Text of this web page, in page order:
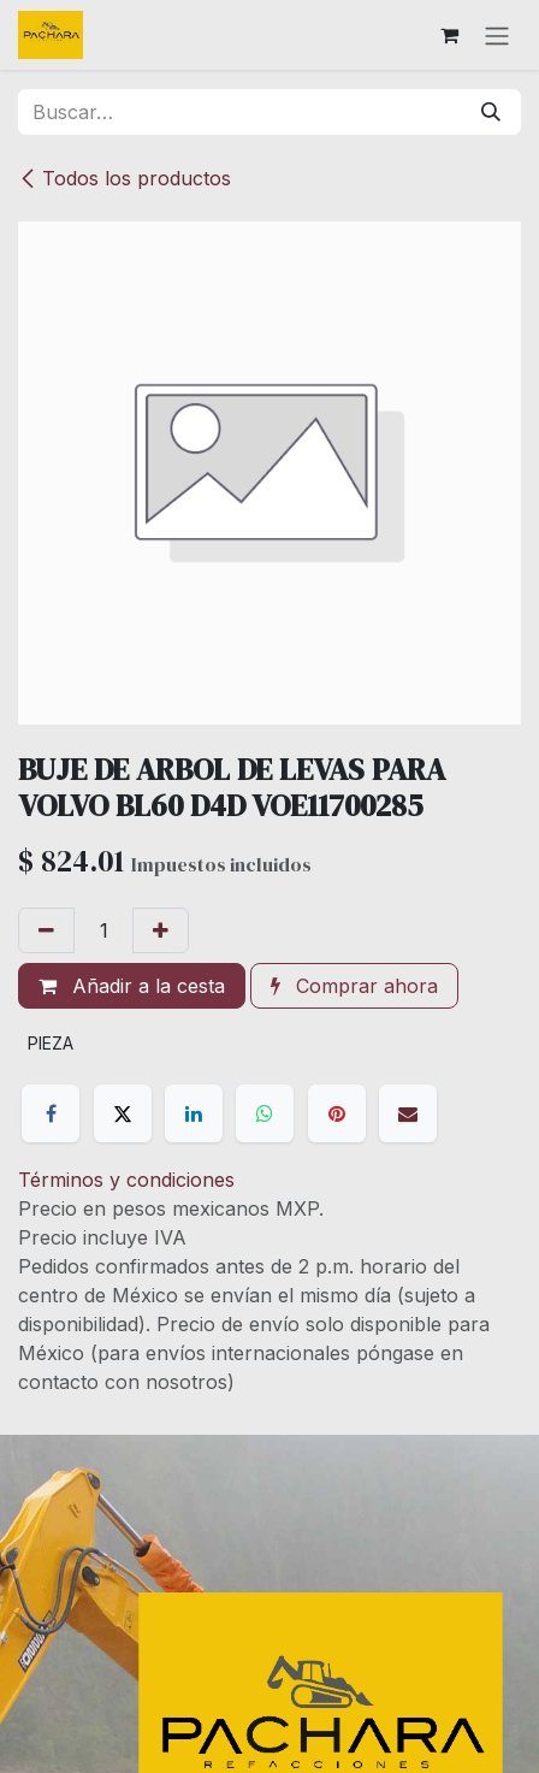
Ir al contenido
Todos los productos
BUJE DE ARBOL DE LEVAS PARA
VOLVO BL60 D4D VOE11700285
$ 824.01 Impuestos incluidos
Añadir a la cesta Comprar ahora
PIEZA
Términos y condiciones
Precio en pesos mexicanos MXP.
Precio incluye IVA
Pedidos confirmados antes de 2 p.m. horario del
centro de México se envían el mismo día (sujeto a
disponibilidad). Precio de envío solo disponible para
México (para envíos internacionales póngase en
contacto con nosotros)